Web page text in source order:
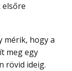
elsőre
meg egy
rövid ideig.